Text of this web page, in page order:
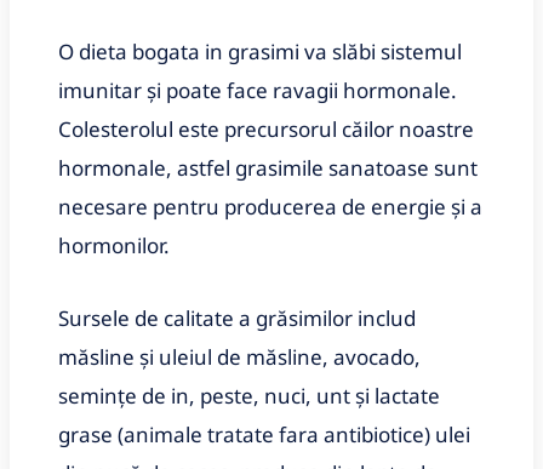
O dieta bogata in grasimi va slăbi sistemul
imunitar și poate face ravagii hormonale.
Colesterolul este precursorul căilor noastre
hormonale, astfel grasimile sanatoase sunt
necesare pentru producerea de energie și a
hormonilor.
Sursele de calitate a grăsimilor includ
măsline și uleiul de măsline, avocado,
semințe de in, peste, nuci, unt și lactate
grase (animale tratate fara antibiotice) ulei